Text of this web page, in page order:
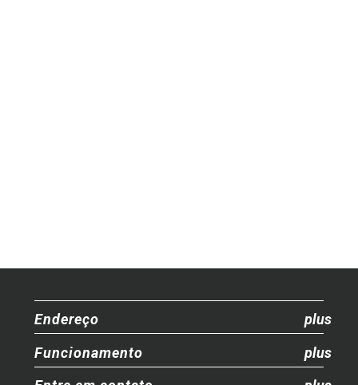
Endereço
Funcionamento